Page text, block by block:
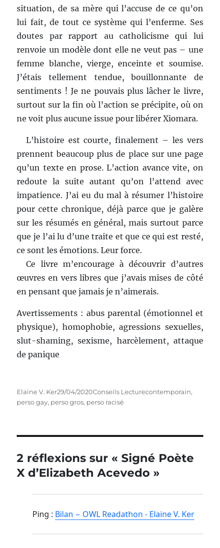
situation, de sa mère qui l’accuse de ce qu’on
lui fait, de tout ce système qui l’enferme. Ses
doutes par rapport au catholicisme qui lui
renvoie un modèle dont elle ne veut pas – une
femme blanche, vierge, enceinte et soumise.
J’étais tellement tendue, bouillonnante de
sentiments ! Je ne pouvais plus lâcher le livre,
surtout sur la fin où l’action se précipite, où on
ne voit plus aucune issue pour libérer Xiomara.
L’histoire est courte, finalement – les vers
prennent beaucoup plus de place sur une page
qu’un texte en prose. L’action avance vite, on
redoute la suite autant qu’on l’attend avec
impatience. J’ai eu du mal à résumer l’histoire
pour cette chronique, déjà parce que je galère
sur les résumés en général, mais surtout parce
que je l’ai lu d’une traite et que ce qui est resté,
ce sont les émotions. Leur force.
Ce livre m’encourage à découvrir d’autres
œuvres en vers libres que j’avais mises de côté
en pensant que jamais je n’aimerais.
Avertissements : abus parental (émotionnel et
physique), homophobie, agressions sexuelles,
slut-shaming, sexisme, harcèlement, attaque
de panique
Auteur
Elaine V. KerPublié
le
29/04/2020Catégories
Conseils LectureÉtiquettes
contemporain,
perso gay, perso gros, perso racisé
2 réflexions sur « Signé Poète
X d’Elizabeth Acevedo »
Ping : Bilan − OWL Readathon - Elaine V. Ker